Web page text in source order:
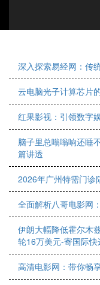
深入探索易经网：传
云电脑光子计算芯片
红果影视：引领数字
脑子里总嗡嗡响还睡
篇讲透
2026年广州特需门诊
全面解析八哥电影网
伊朗大幅降低霍尔木
轮16万美元-寄国际
高清电影网：带你畅